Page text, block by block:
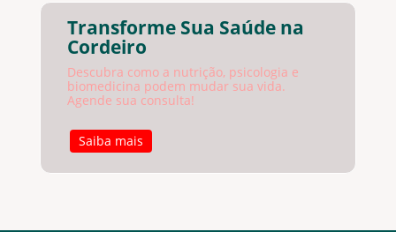
Transforme Sua Saúde na
Cordeiro
Descubra como a nutrição, psicologia e
biomedicina podem mudar sua vida.
Agende sua consulta!
Saiba mais